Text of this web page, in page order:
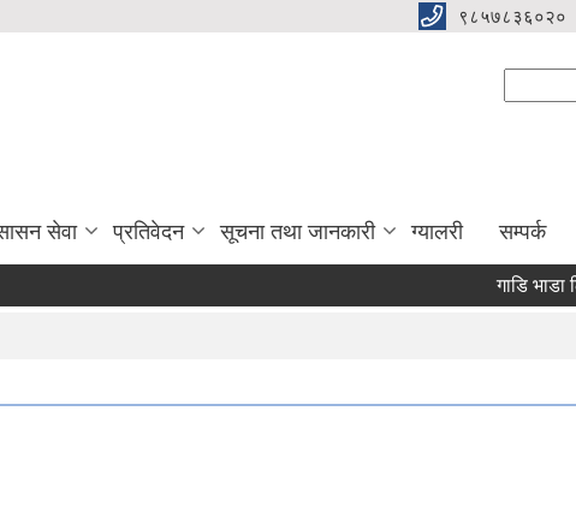
९८५७८३६०२०
सेवा प्रतिवेदन सूचना तथा जानकारी ग्यालरी सम्पर्क
गाडि भाडा लिने